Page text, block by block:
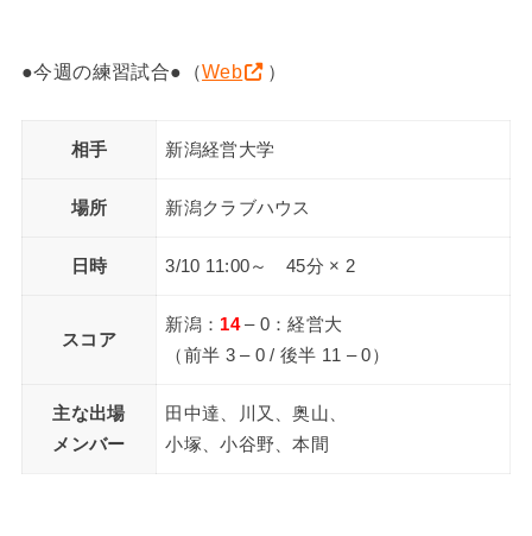
●今週の練習試合●（Web ）
相手 新潟経営大学
場所 新潟クラブハウス
日時 3/10 11:00～ 45分 × 2
スコア
新潟： 14– 0：経営大
（前半 3 – 0 / 後半 11 – 0）
主な出場
メンバー
田中達、川又、奥山、
小塚、小谷野、本間